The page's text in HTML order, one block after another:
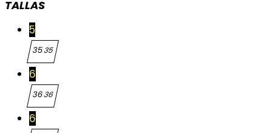
TALLAS
5
3535
6
3636
6